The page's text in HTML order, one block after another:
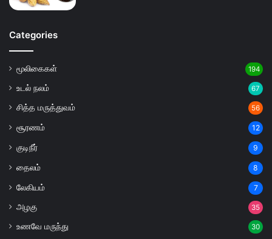
Categories
மூலிகைகள் 194
உடல் நலம் 67
சித்த மருத்துவம் 56
சூரணம் 12
குடிநீர் 9
தைலம் 8
லேகியம் 7
அழகு 35
உணவே மருந்து 30